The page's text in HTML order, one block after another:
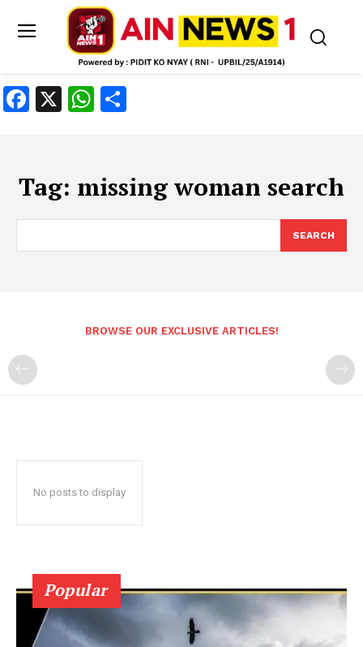
Facebook
X WhatsApp
Tag: missing woman search
SEARCH
BROWSE OUR EXCLUSIVE ARTICLES!
No posts to display
Popular